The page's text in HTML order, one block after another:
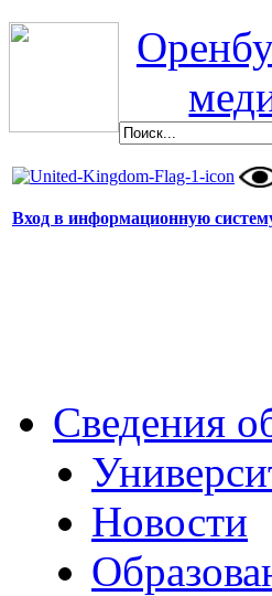
Вход в информационную
Сведения
Новости